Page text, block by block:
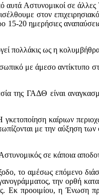
αυτά Αστυνομικοί σε
στον
20 ημερήσιες
πολλάκις ως η
με άμεσο αντίκτυπο
της ΓΑΔΘ είναι
καίριων
με την αύξηση
σε κάποια
το αμέσως επόμενο
την ορθή
προοιμίου, η Ένωση